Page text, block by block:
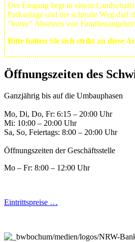
Der Eingang liegt in einem
Park­anlage und der schmale Weg darf
"kurze" Absetzen von
Bitte halten Sie sich strikt an diese
Öffnungszeiten des
Ganzjährig bis auf die Umbauphasen
Mo, Di, Do, Fr: 6:15 – 20:00 Uhr
Mi: 10:00 – 20:00 Uhr
Sa, So, Feiertags: 8:00 – 20:00 Uhr
Öffnungszeiten der Geschäftsstelle
Mo – Fr: 8:00 – 12:00 Uhr
Eintrittspreise …